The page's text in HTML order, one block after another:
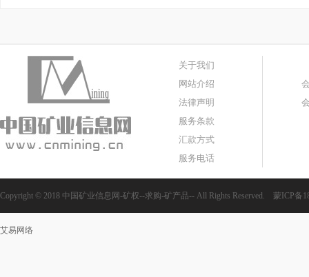
关于我们
网站介绍
法律声明
服务条款
汇款方式
服务电话
Copyright © 2018 中国矿业信息网-矿权--求购-矿产品-- All Rights Reserved. 蒙ICP备
艾易网络